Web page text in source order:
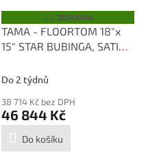
Z
D
A
R
ZDARMA
TAMA - FLOORTOM 18"x
15" STAR BUBINGA, SATIN
SBM
Do 2 týdnů
38 714 Kč bez DPH
46 844 Kč
Do košíku